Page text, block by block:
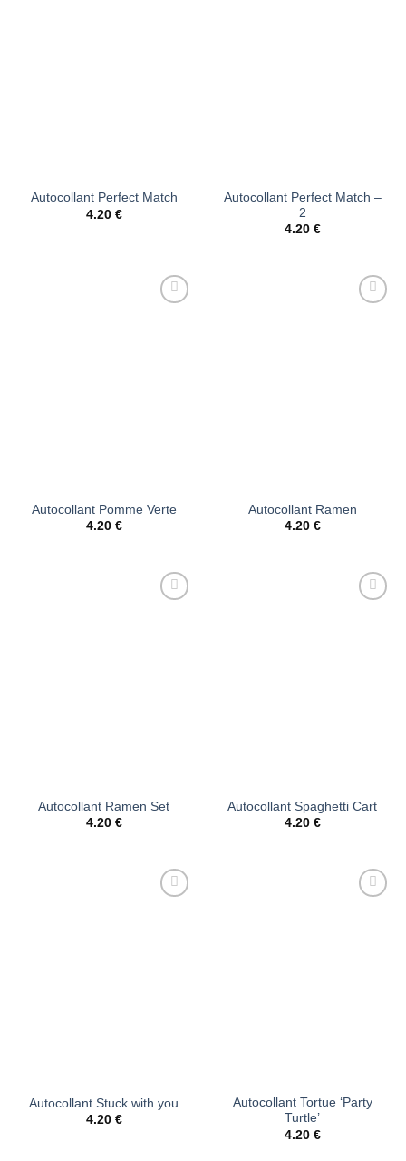
Autocollant Perfect Match
4.20 €
Autocollant Perfect Match –
2
4.20 €
Autocollant Pomme Verte
4.20 €
Autocollant Ramen
4.20 €
Autocollant Ramen Set
4.20 €
Autocollant Spaghetti Cart
4.20 €
Autocollant Stuck with you
4.20 €
Autocollant Tortue ‘Party
Turtle’
4.20 €